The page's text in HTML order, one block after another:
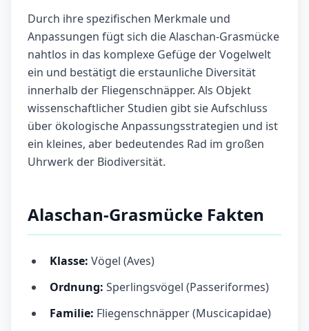
Durch ihre spezifischen Merkmale und
Anpassungen fügt sich die Alaschan-Grasmücke
nahtlos in das komplexe Gefüge der Vogelwelt
ein und bestätigt die erstaunliche Diversität
innerhalb der Fliegenschnäpper. Als Objekt
wissenschaftlicher Studien gibt sie Aufschluss
über ökologische Anpassungsstrategien und ist
ein kleines, aber bedeutendes Rad im großen
Uhrwerk der Biodiversität.
Alaschan-Grasmücke Fakten
Klasse: Vögel (Aves)
Ordnung: Sperlingsvögel (Passeriformes)
Familie: Fliegenschnäpper (Muscicapidae)